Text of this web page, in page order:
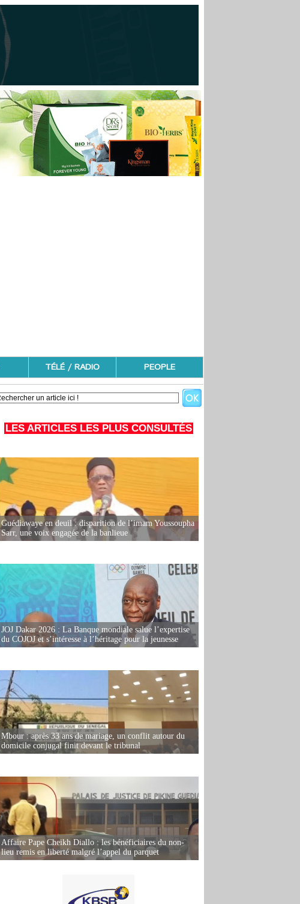
TÉLÉ / RADIO PEOPLE
LES ARTICLES LES PLUS CONSULTÉS
Guédiawaye en deuil : disparition de l’imam Youssoupha
Sarr, une voix engagée de la banlieue
JOJ Dakar 2026 : La Banque mondiale salue l’expertise
du COJOJ et s’intéresse à l’héritage pour la jeunesse
Mbour : après 33 ans de mariage, un conflit autour du
domicile conjugal finit devant le tribunal
Affaire Pape Cheikh Diallo : les bénéficiaires du non-
lieu remis en liberté malgré l’appel du parquet